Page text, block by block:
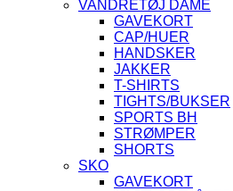
VANDRETØJ DAME
GAVEKORT
CAP/HUER
HANDSKER
JAKKER
T-SHIRTS
TIGHTS/BUKSER
SPORTS BH
STRØMPER
SHORTS
SKO
GAVEKORT